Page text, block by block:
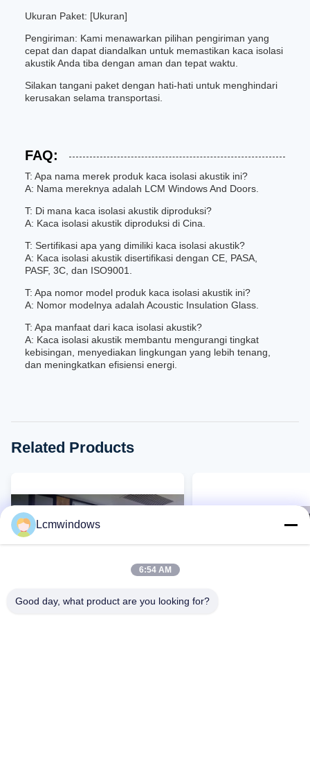
Ukuran Paket: [Ukuran]
Pengiriman: Kami menawarkan pilihan pengiriman yang
cepat dan dapat diandalkan untuk memastikan kaca isolasi
akustik Anda tiba dengan aman dan tepat waktu.
Silakan tangani paket dengan hati-hati untuk menghindari
kerusakan selama transportasi.
FAQ:
T: Apa nama merek produk kaca isolasi akustik ini?
A: Nama mereknya adalah LCM Windows And Doors.
T: Di mana kaca isolasi akustik diproduksi?
A: Kaca isolasi akustik diproduksi di Cina.
T: Sertifikasi apa yang dimiliki kaca isolasi akustik?
A: Kaca isolasi akustik disertifikasi dengan CE, PASA,
PASF, 3C, dan ISO9001.
T: Apa nomor model produk kaca isolasi akustik ini?
A: Nomor modelnya adalah Acoustic Insulation Glass.
T: Apa manfaat dari kaca isolasi akustik?
A: Kaca isolasi akustik membantu mengurangi tingkat
kebisingan, menyediakan lingkungan yang lebih tenang,
dan meningkatkan efisiensi energi.
Related Products
Lcmwindows
6:54 AM
Good day, what product are you looking for?